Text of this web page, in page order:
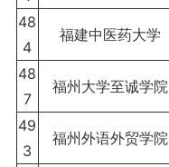
48
4
福建中医药大学
48
7
福州大学至诚学院
49
3
福州外语外贸学院